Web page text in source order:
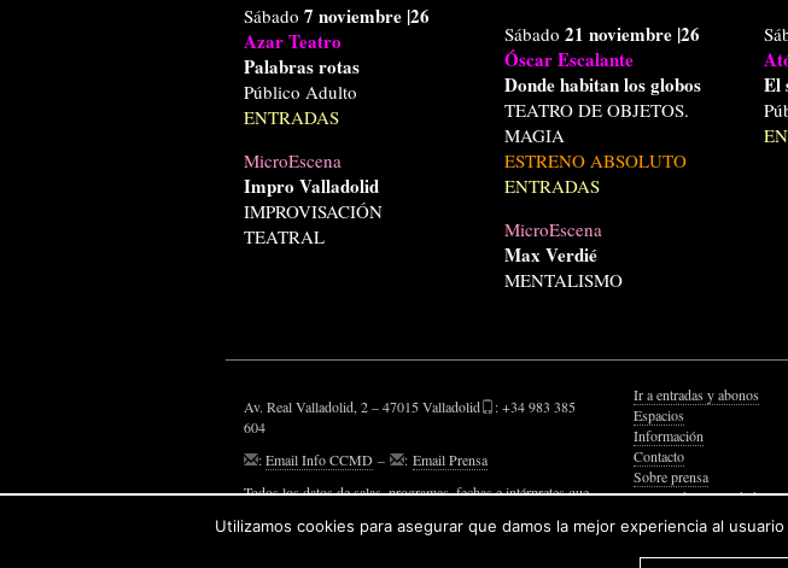
Sábado 7 noviembre |26
Azar Teatro
Palabras rotas
Público Adulto
ENTRADAS
MicroEscena
Impro Valladolid
IMPROVISACIÓN
TEATRAL
Sábado 21 noviembre |26
Óscar Escalante
Donde habitan los globos
TEATRO DE OBJETOS.
MAGIA
ESTRENO ABSOLUTO
ENTRADAS
MicroEscena
Max Verdié
MENTALISMO
El
Av. Real Valladolid, 2 – 47015 Valladolid
: +34 983 385
604
:Email Info CCMD – : Email Prensa
Todos los datos de salas, programas, fechas e intérpretes que
Ir a entradas y abonos
Espacios
Información
Contacto
Sobre prensa
Política de Privacidad
Política de Cookies
Accesibilidad Web
Utilizamos cookies para asegurar que damos la mejor experiencia al